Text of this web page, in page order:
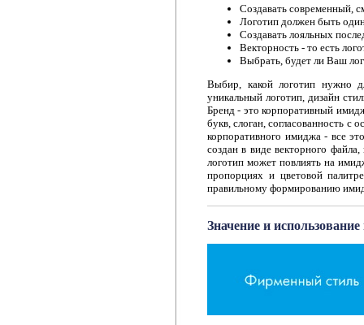
Создавать современный,
Логотип должен быть
Создавать лояльных
Векторность - то есть
Выбрать, будет ли Ваш
Выбир, какой логотип нужно
уникальный логотип, дизайн
Бренд - это корпоративный
букв, слоган, согласованность
корпоративного имиджа - все
создан в виде векторного
логотип может повлиять на
пропорциях и цветовой
правильному формированию
Значение и